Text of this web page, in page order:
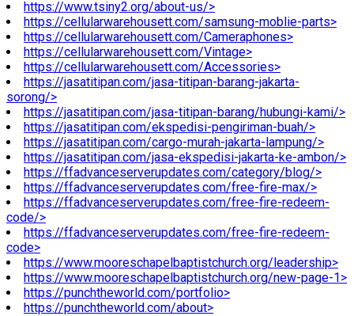
https://www.tsiny2.org/about-us/>
https://cellularwarehousett.com/samsung-moblie-parts>
https://cellularwarehousett.com/Cameraphones>
https://cellularwarehousett.com/Vintage>
https://cellularwarehousett.com/Accessories>
https://jasatitipan.com/jasa-titipan-barang-jakarta-
sorong/>
https://jasatitipan.com/jasa-titipan-barang/hubungi-kami/>
https://jasatitipan.com/ekspedisi-pengiriman-buah/>
https://jasatitipan.com/cargo-murah-jakarta-lampung/>
https://jasatitipan.com/jasa-ekspedisi-jakarta-ke-ambon/>
https://ffadvanceserverupdates.com/category/blog/>
https://ffadvanceserverupdates.com/free-fire-max/>
https://ffadvanceserverupdates.com/free-fire-redeem-
code/>
https://ffadvanceserverupdates.com/free-fire-redeem-
code>
https://www.mooreschapelbaptistchurch.org/leadership>
https://www.mooreschapelbaptistchurch.org/new-page-1>
https://punchtheworld.com/portfolio>
https://punchtheworld.com/about>